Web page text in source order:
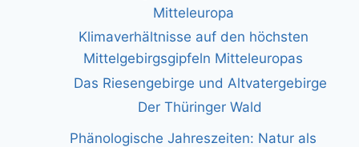
Mitteleuropa
Klimaverhältnisse auf den höchsten
Mittelgebirgsgipfeln Mitteleuropas
Das Riesengebirge und Altvatergebirge
Der Thüringer Wald
Phänologische Jahreszeiten: Natur als